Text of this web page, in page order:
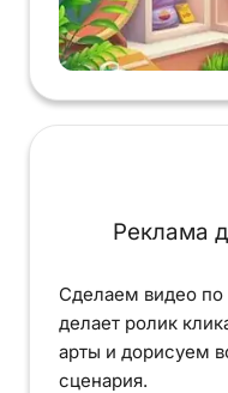
Реклама
Сделаем видео
делает ролик
арты и дорисуем
сценария.